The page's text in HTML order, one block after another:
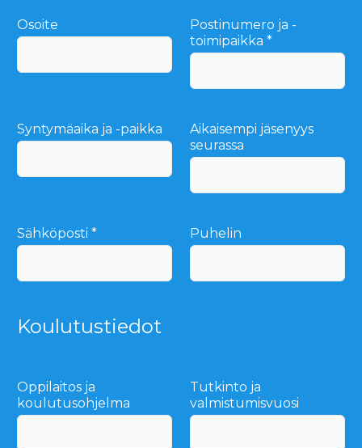
Osoite
Postinumero ja -
toimipaikka *
Syntymäaika ja -paikka
Aikaisempi jäsenyys
seurassa
Sähköposti * Puhelin
Koulutustiedot
Oppilaitos ja
koulutusohjelma
Tutkinto ja
valmistumisvuosi